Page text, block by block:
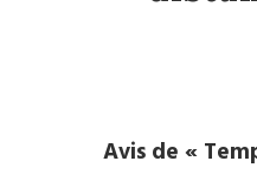
Avis de «